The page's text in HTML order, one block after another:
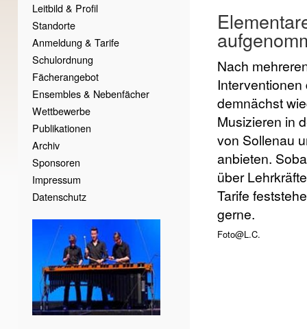
Leitbild & Profil
Standorte
Anmeldung & Tarife
Schulordnung
Fächerangebot
Ensembles & Nebenfächer
Wettbewerbe
Publikationen
Archiv
Sponsoren
Impressum
Datenschutz
Nach
Interventionen
demnächst
Musizieren in
von Sollenau
anbieten.
über
Tarife
gerne.
Foto@L.C.